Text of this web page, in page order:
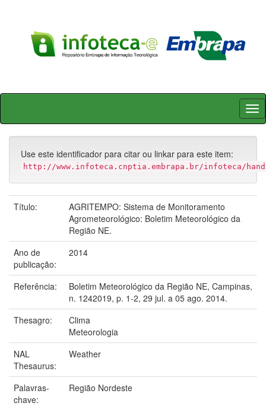
Skip
Use este identificador para citar ou linkar para este item:
http://www.infoteca.cnptia.embrapa.br/infoteca/
Título:
AGRITEMPO: Sistema de Monitoramento
Agrometeorológico: Boletim Meteorológico da
Região NE.
Ano de
publicação:
2014
Referência:
Boletim Meteorológico da Região NE, Campinas,
n. 1242019, p. 1-2, 29 jul. a 05 ago. 2014.
Thesagro:
Clima
Meteorologia
NAL
Thesaurus:
Weather
Palavras-
chave:
Região Nordeste